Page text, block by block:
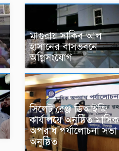
মাগুরায় সাকিব আল
হাসানের বাসভবনে
অগ্নিসংযোগ
‎সিলেট রেঞ্জ ডিআইজি
কার্যালয়ে অনুষ্ঠিত মাসিক
অপরাধ পর্যালোচনা সভা
অনুষ্ঠিত